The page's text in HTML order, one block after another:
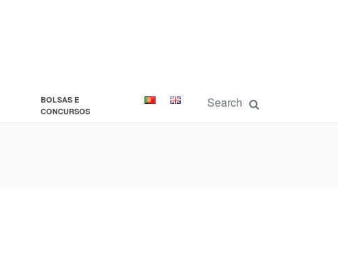
BOLSAS E
CONCURSOS